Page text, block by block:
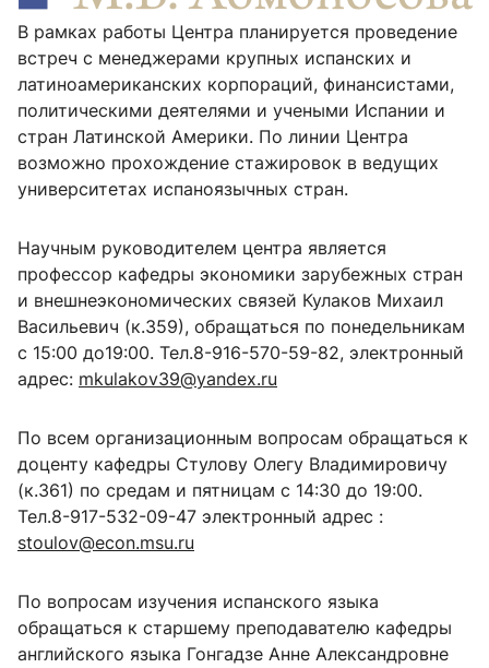
В рамках работы Центра планируется проведение
встреч с менеджерами крупных испанских и
латиноамериканских корпораций, финансистами,
политическими деятелями и учеными Испании и
стран Латинской Америки. По линии Центра
возможно прохождение стажировок в ведущих
университетах испаноязычных стран.
Научным руководителем центра является
профессор кафедры экономики зарубежных стран
и внешнеэкономических связей Кулаков Михаил
Васильевич (к.359), обращаться по понедельникам
с 15:00 до19:00. Тел.8-916-570-59-82, электронный
адрес: mkulakov39@yandex.ru
По всем организационным вопросам обращаться к
доценту кафедры Стулову Олегу Владимировичу
(к.361) по средам и пятницам с 14:30 до 19:00.
Тел.8-917-532-09-47 электронный адрес :
stoulov@econ.msu.ru
По вопросам изучения испанского языка
обращаться к старшему преподавателю кафедры
английского языка Гонгадзе Анне Александровне